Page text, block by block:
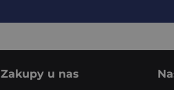
Zakupy u nas